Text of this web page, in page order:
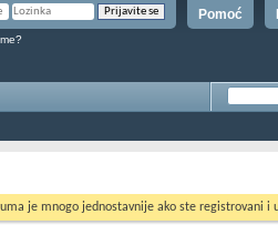
Pomoć
je mnogo jednostavnije ako ste registrovani i